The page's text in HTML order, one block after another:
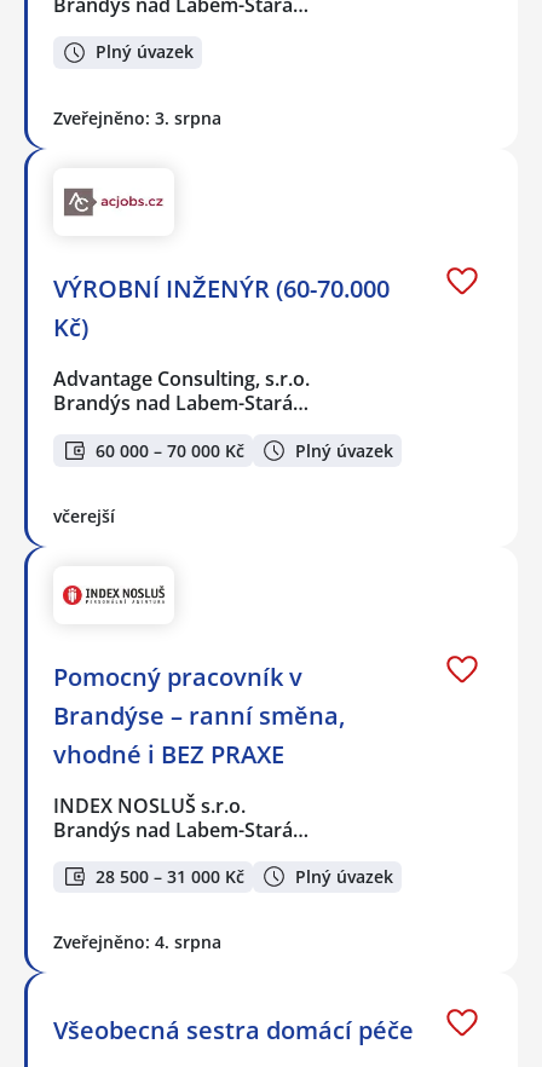
Plný úvazek
Zveřejněno: 3. srpna
VÝROBNÍ INŽENÝR (60-70.000
Kč)
Advantage Consulting, s.r.o.
Brandýs nad Labem-Stará…
60 000 – 70 000 Kč Plný úvazek
včerejší
Pomocný pracovník v
Brandýse – ranní směna,
vhodné i BEZ PRAXE
INDEX NOSLUŠ s.r.o.
Brandýs nad Labem-Stará…
28 500 – 31 000 Kč Plný úvazek
Zveřejněno: 4. srpna
Všeobecná sestra domácí péče